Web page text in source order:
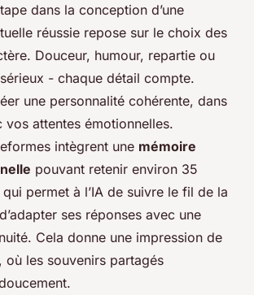
dans la conception d’une
réussie repose sur le choix des
Douceur, humour, repartie ou
- chaque détail compte.
une personnalité cohérente, dans
vos attentes émotionnelles.
intègrent une mémoire
pouvant retenir environ 35
permet à l’IA de suivre le fil de la
ses réponses avec une
Cela donne une impression de
où les souvenirs partagés